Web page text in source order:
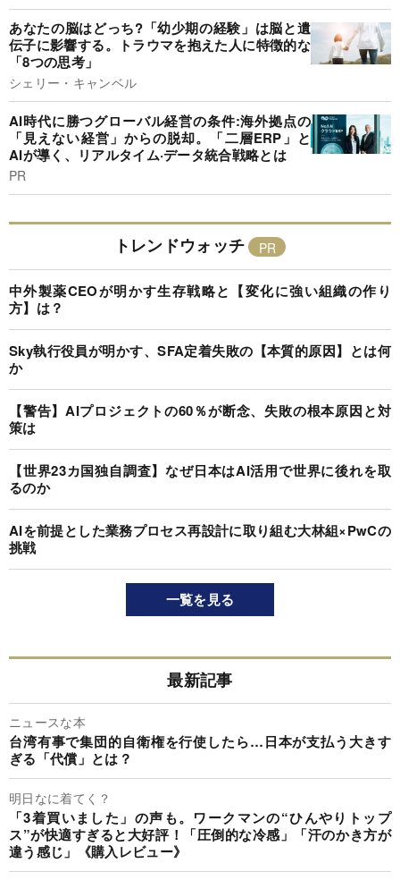
あなたの脳はどっち?「幼少期の経験」は脳と遺
伝子に影響する。トラウマを抱えた人に特徴的な
「8つの思考」
シェリー・キャンベル
AI時代に勝つグローバル経営の条件:海外拠点の
「見えない経営」からの脱却。「二層ERP」と
AIが導く、リアルタイム·データ統合戦略とは
PR
トレンドウォッチ
中外製薬CEOが明かす生存戦略と【変化に強い組織の作り
方】は？
Sky執行役員が明かす、SFA定着失敗の【本質的原因】とは何
か
【警告】AIプロジェクトの60％が断念、失敗の根本原因と対
策は
【世界23カ国独自調査】なぜ日本はAI活用で世界に後れを取
るのか
AIを前提とした業務プロセス再設計に取り組む大林組×PwCの
挑戦
一覧を見る
最新記事
ニュースな本
台湾有事で集団的自衛権を行使したら…日本が支払う大きす
ぎる「代償」とは？
明日なに着てく？
「3着買いました」の声も。ワークマンの“ひんやりトップ
ス”が快適すぎると大好評！「圧倒的な冷感」「汗のかき方が
違う感じ」《購入レビュー》